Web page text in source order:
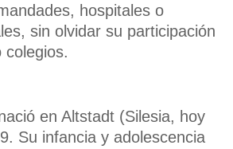
hospitales o
sin olvidar su participación
colegios.
en Altstadt (Silesia, hoy
Su infancia y adolescencia